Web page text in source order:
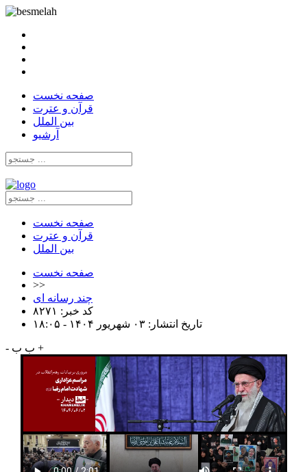
صفحه نخست
قرآن و عترت
بین الملل
آرشیو
صفحه نخست
قرآن و عترت
بین الملل
صفحه نخست
>>
چند رسانه ای
کد خبر: ۸۲۷۱
تاریخ انتشار: ۰۳ شهریور ۱۴۰۴ - ۱۸:۰۵
- ب ب +